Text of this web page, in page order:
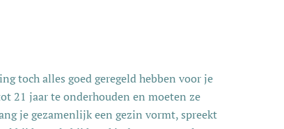
toch alles goed geregeld hebben voor je
21 jaar te onderhouden en moeten ze
je gezamenlijk een gezin vormt, spreekt